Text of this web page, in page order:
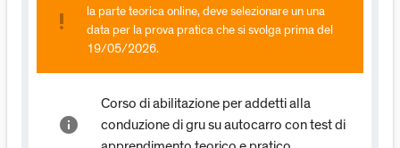
priority_high
la parte teorica online, deve selezionare un una
data per la prova pratica che si svolga prima del
19/05/2026.
info
Corso di abilitazione per addetti alla
conduzione di gru su autocarro con test di